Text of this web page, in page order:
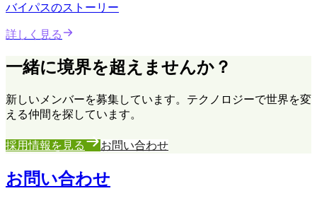
バイパスのストーリー
詳しく見る
一緒に境界を超えませんか ？
新しいメンバーを募集しています。テクノロジーで世界を変
える仲間を探しています。
採用情報を見る お問い合わせ
お問い合わせ